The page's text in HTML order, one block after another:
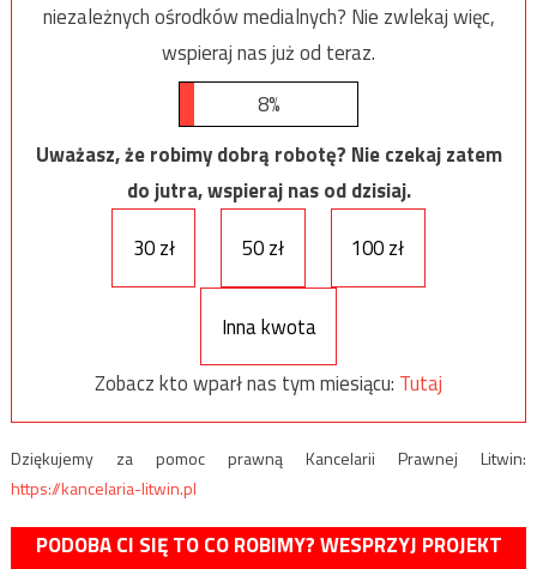
niezależnych ośrodków medialnych? Nie zwlekaj więc,
wspieraj nas już od teraz.
8%
Uważasz, że robimy dobrą robotę? Nie czekaj zatem
do jutra, wspieraj nas od dzisiaj.
30 zł
50 zł 100 zł
Inna kwota
Zobacz kto wparł nas tym miesiącu: Tutaj
Dziękujemy za pomoc prawną Kancelarii Prawnej Litwin:
https://kancelaria-litwin.pl
PODOBA CI SIĘ TO CO ROBIMY? WESPRZYJ PROJEKT